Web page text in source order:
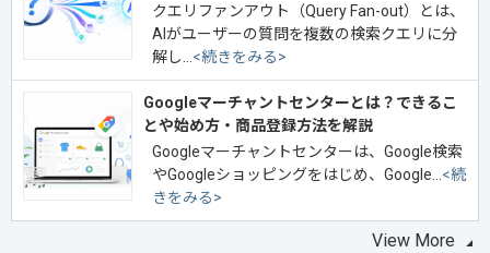
クエリファンアウト（Query Fan-out）とは、
AIがユーザーの質問を複数の検索クエリに分
解し… <続きをみる>
Googleマーチャントセンターとは？できるこ
とや始め方・商品登録方法を解説
Googleマーチャントセンターは、Google検索
やGoogleショッピングをはじめ、Google… <続
きをみる>
View More